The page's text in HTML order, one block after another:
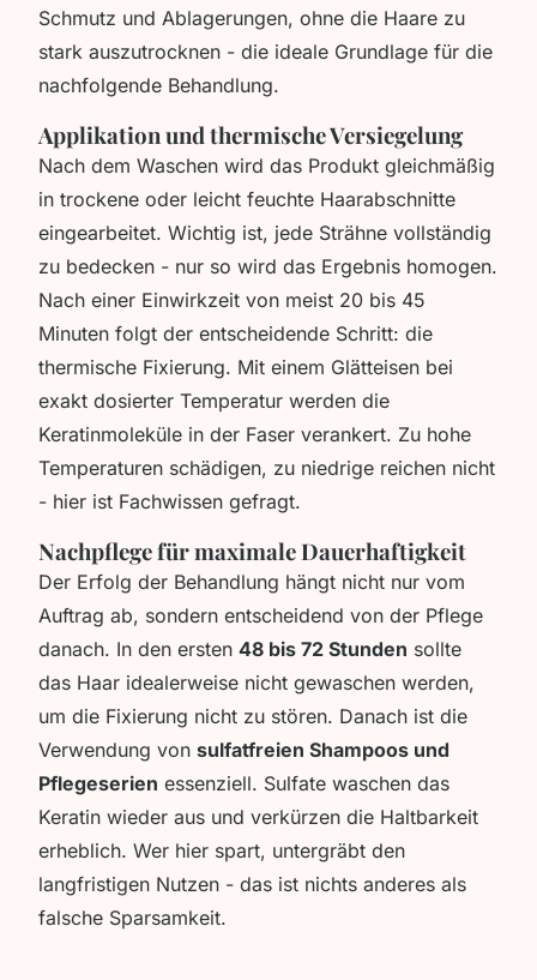
Schmutz und Ablagerungen, ohne die Haare zu
stark auszutrocknen - die ideale Grundlage für die
nachfolgende Behandlung.
Applikation und thermische Versiegelung
Nach dem Waschen wird das Produkt gleichmäßig
in trockene oder leicht feuchte Haarabschnitte
eingearbeitet. Wichtig ist, jede Strähne vollständig
zu bedecken - nur so wird das Ergebnis homogen.
Nach einer Einwirkzeit von meist 20 bis 45
Minuten folgt der entscheidende Schritt: die
thermische Fixierung. Mit einem Glätteisen bei
exakt dosierter Temperatur werden die
Keratinmoleküle in der Faser verankert. Zu hohe
Temperaturen schädigen, zu niedrige reichen nicht
- hier ist Fachwissen gefragt.
Nachpflege für maximale Dauerhaftigkeit
Der Erfolg der Behandlung hängt nicht nur vom
Auftrag ab, sondern entscheidend von der Pflege
danach. In den ersten 48 bis 72 Stunden sollte
das Haar idealerweise nicht gewaschen werden,
um die Fixierung nicht zu stören. Danach ist die
Verwendung von sulfatfreien Shampoos und
Pflegeserien essenziell. Sulfate waschen das
Keratin wieder aus und verkürzen die Haltbarkeit
erheblich. Wer hier spart, untergräbt den
langfristigen Nutzen - das ist nichts anderes als
falsche Sparsamkeit.